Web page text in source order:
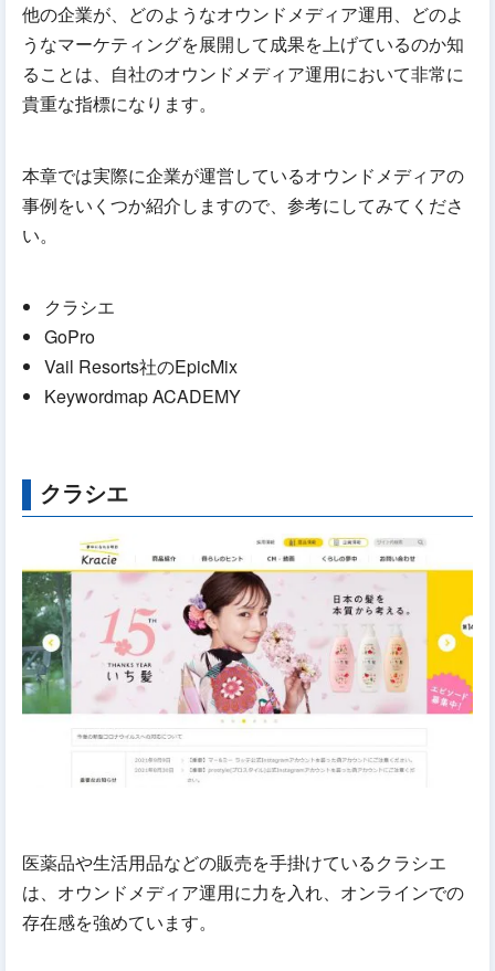
他の企業が、どのようなオウンドメディア運用、どのよ
うなマーケティングを展開して成果を上げているのか知
ることは、自社のオウンドメディア運用において非常に
貴重な指標になります。
本章では実際に企業が運営しているオウンドメディアの
事例をいくつか紹介しますので、参考にしてみてくださ
い。
クラシエ
GoPro
Vail Resorts社のEpicMix
Keywordmap ACADEMY
クラシエ
医薬品や生活用品などの販売を手掛けているクラシエ
は、オウンドメディア運用に力を入れ、オンラインでの
存在感を強めています。